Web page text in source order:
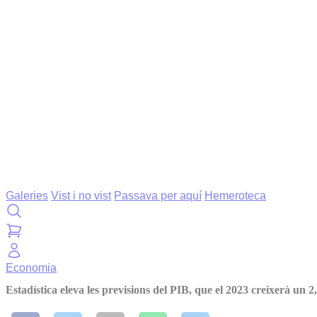
Galeries Vist i no vist Passava per aquí Hemeroteca
Economia
Estadística eleva les previsions del PIB, que el 2023 creixerà un